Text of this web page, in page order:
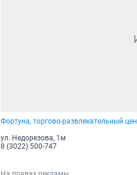
Фортуна, торгово-развлекательный
ул. Недорезова, 1м
8 (3022) 500-747